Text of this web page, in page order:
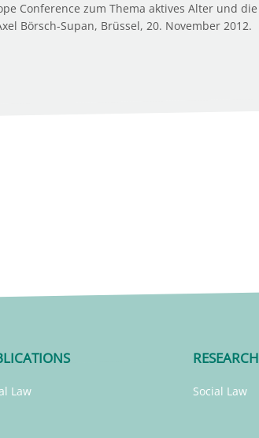
Conference zum Thema aktives Alter und die
Börsch-Supan, Brüssel, 20. November 2012.
Law
RESEARCH
Social Law